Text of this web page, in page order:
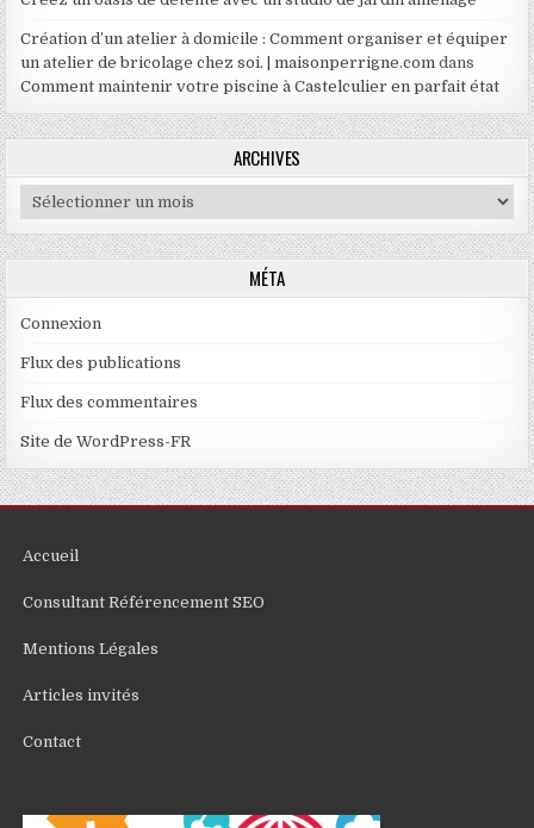
Création d’un atelier à domicile : Comment organiser et équiper
un atelier de bricolage chez soi. | maisonperrigne.com dans
Comment maintenir votre piscine à Castelculier en parfait état
ARCHIVES
Archives
MÉTA
Connexion
Flux des publications
Flux des commentaires
Site de WordPress-FR
Accueil
Consultant Référencement SEO
Mentions Légales
Articles invités
Contact